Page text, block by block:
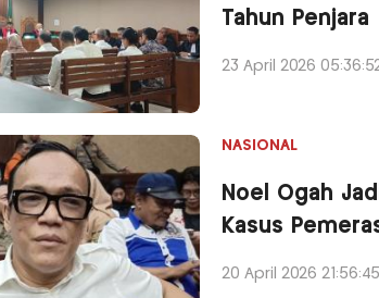
Tahun Penjara
23 April 2026
NASIONAL
Noel Ogah
Kasus
20 April 2026 21:56:45